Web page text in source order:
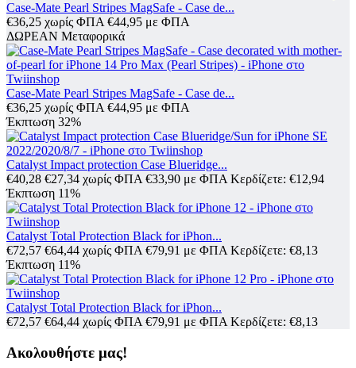
Case-Mate Pearl Stripes MagSafe - Case de...
€36,25 χωρίς ΦΠΑ €44,95 με ΦΠΑ
ΔΩΡΕΑΝ Μεταφορικά
Case-Mate Pearl Stripes MagSafe - Case de...
€36,25 χωρίς ΦΠΑ €44,95 με ΦΠΑ
Έκπτωση 32%
Catalyst Impact protection Case Blueridge...
€40,28 €27,34 χωρίς ΦΠΑ €33,90 με ΦΠΑ Κερδίζετε: €12,94
Έκπτωση 11%
Catalyst Total Protection Black for iPhon...
€72,57 €64,44 χωρίς ΦΠΑ €79,91 με ΦΠΑ Κερδίζετε: €8,13
Έκπτωση 11%
Catalyst Total Protection Black for iPhon...
€72,57 €64,44 χωρίς ΦΠΑ €79,91 με ΦΠΑ Κερδίζετε: €8,13
Ακολουθήστε μας!